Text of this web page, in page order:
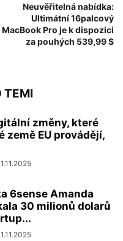
Neuvěřitelná nabídka:
Ultimátní 16palcový
MacBook Pro je k dispozici
za pouhých 539,99 $
ТЕМІ
změny, které
země EU provádějí,
6sense Amanda
30 milionů dolarů